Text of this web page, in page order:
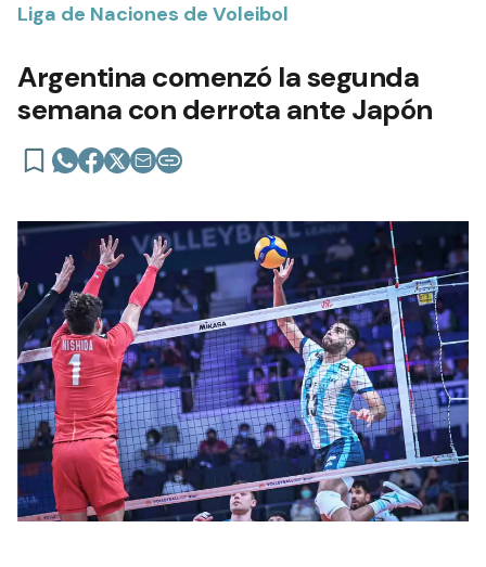
Liga de Naciones de Voleibol
Argentina comenzó la segunda
semana con derrota ante Japón